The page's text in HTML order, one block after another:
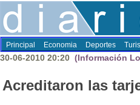
Principal Economia Deportes
30-06-2010 20:20 (Información
Acreditaron las